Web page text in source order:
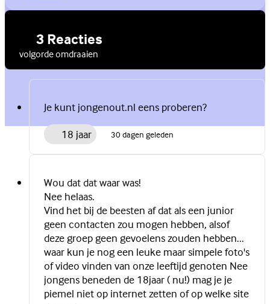
3 Reacties
volgorde omdraaien
Je kunt jongenout.nl eens proberen?
18 jaar
30 dagen geleden
Wou dat dat waar was!
Nee helaas.
Vind het bij de beesten af dat als een junior
geen contacten zou mogen hebben, alsof
deze groep geen gevoelens zouden hebben...
waar kun je nog een leuke maar simpele foto's
of video vinden van onze leeftijd genoten Nee
jongens beneden de 18jaar ( nu!) mag je je
piemel niet op internet zetten of op welke site